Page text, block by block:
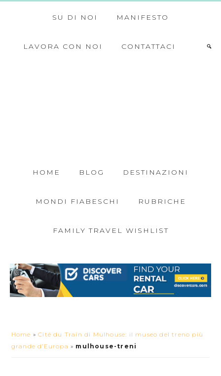
SU DI NOI MANIFESTO
LAVORA CON NOI CONTATTACI
HOME BLOG DESTINAZIONI
MONDI FIABESCHI RUBRICHE
FAMILY TRAVEL WISHLIST
Home »Cité du Train di Mulhouse: il museo del treno più
grande d’Europa » mulhouse-treni